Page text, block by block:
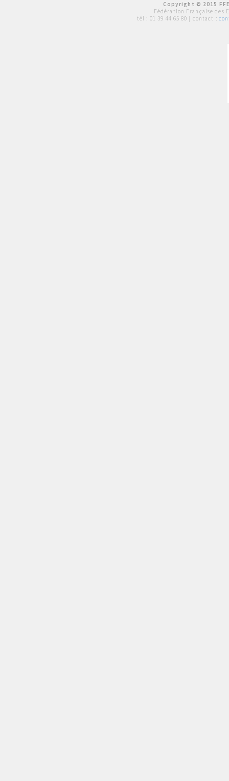
Copyright © 2015
Fédération Française des
tél : 01 39 44 65 80 | contact :